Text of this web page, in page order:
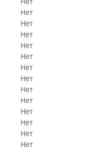
Нет
Нет
Нет
Нет
Нет
Нет
Нет
Нет
Нет
Нет
Нет
Нет
Нет